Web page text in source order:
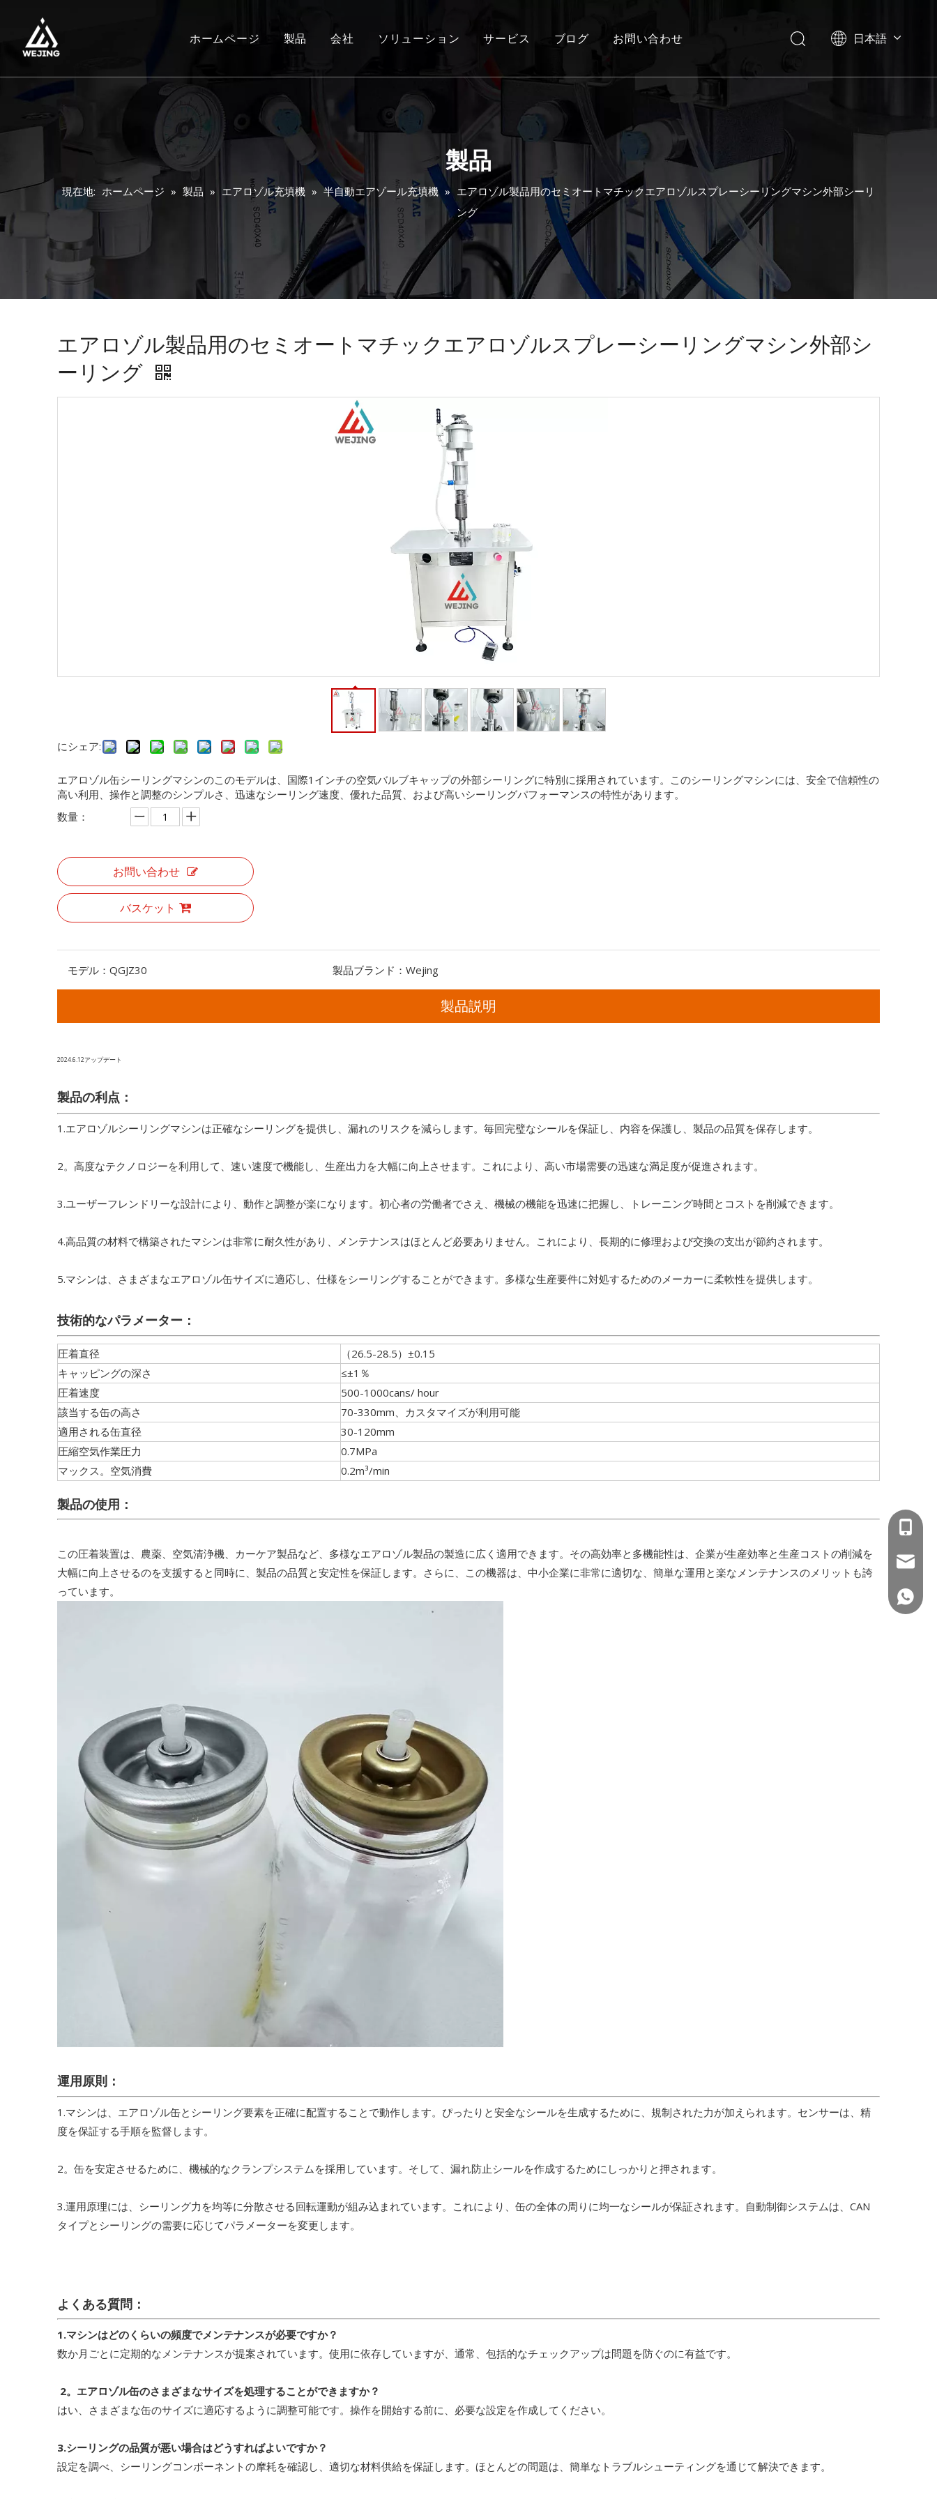
ホームページ 製品 会社 ソリューション サービス ブログ お問い合わせ 日本語
العربية
Español
Italiano
製品
現在地: ホームページ » 製品 » エアロゾル充填機 » 半自動エアゾール充填機 » エアロゾル製品用のセミオートマチックエアロゾルスプレーシーリングマシン外部シーリ
ング
エアロゾル製品用のセミオートマチックエアロゾルスプレーシーリングマシン外部シ
ーリング
にシェア:
エアロゾル缶シーリングマシンのこのモデルは、国際1インチの空気バルブキャップの外部シーリングに特別に採用されています。このシーリングマシンには、安全で信頼性の
高い利用、操作と調整のシンプルさ、迅速なシーリング速度、優れた品質、および高いシーリングパフォーマンスの特性があります。
数量：
お問い合わせ
バスケット
モデル： QGJZ30 製品ブランド： Wejing
製品説明
2024.6.12アップデート
製品の利点：
1.エアロゾルシーリングマシンは正確なシーリングを提供し、漏れのリスクを減らします。毎回完璧なシールを保証し、内容を保護し、製品の品質を保存します。
2。高度なテクノロジーを利用して、速い速度で機能し、生産出力を大幅に向上させます。これにより、高い市場需要の迅速な満足度が促進されます。
3.ユーザーフレンドリーな設計により、動作と調整が楽になります。初心者の労働者でさえ、機械の機能を迅速に把握し、トレーニング時間とコストを削減できます。
4.高品質の材料で構築されたマシンは非常に耐久性があり、メンテナンスはほとんど必要ありません。これにより、長期的に修理および交換の支出が節約されます。
5.マシンは、さまざまなエアロゾル缶サイズに適応し、仕様をシーリングすることができます。多様な生産要件に対処するためのメーカーに柔軟性を提供します。
技術的なパラメーター：
圧着直径
（26.5-28.5）±0.15
キャッピングの深さ
≤±1％
圧着速度
500-1000cans/ hour
該当する缶の高さ
70-330mm、カスタマイズが利用可能
適用される缶直径
30-120mm
圧縮空気作業圧力
0.7MPa
マックス。空気消費
0.2m³/min
製品の使用：
この圧着装置は、農薬、空気清浄機、カーケア製品など、多様なエアロゾル製品の製造に広く適用できます。その高効率と多機能性は、企業が生産効率と生産コストの削減を
大幅に向上させるのを支援すると同時に、製品の品質と安定性を保証します。さらに、この機器は、中小企業に非常に適切な、簡単な運用と楽なメンテナンスのメリットも誇
っています。
運用原則：
1.マシンは、エアロゾル缶とシーリング要素を正確に配置することで動作します。ぴったりと安全なシールを生成するために、規制された力が加えられます。センサーは、精
度を保証する手順を監督します。
2。缶を安定させるために、機械的なクランプシステムを採用しています。そして、漏れ防止シールを作成するためにしっかりと押されます。
3.運用原理には、シーリング力を均等に分散させる回転運動が組み込まれています。これにより、缶の全体の周りに均一なシールが保証されます。自動制御システムは、CAN
タイプとシーリングの需要に応じてパラメーターを変更します。
よくある質問：
1.マシンはどのくらいの頻度でメンテナンスが必要ですか？
数か月ごとに定期的なメンテナンスが提案されています。使用に依存していますが、通常、包括的なチェックアップは問題を防ぐのに有益です。
2。エアロゾル缶のさまざまなサイズを処理することができますか？
はい、さまざまな缶のサイズに適応するように調整可能です。操作を開始する前に、必要な設定を作成してください。
3.シーリングの品質が悪い場合はどうすればよいですか？
設定を調べ、シーリングコンポーネントの摩耗を確認し、適切な材料供給を保証します。ほとんどの問題は、簡単なトラブルシューティングを通じて解決できます。
+86-
+86